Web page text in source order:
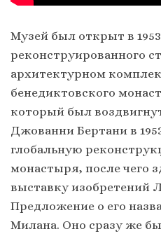
Музей был открыт в
реконструированного
архитектурном
бенедиктовского
который был
Джованни Бертани в
глобальную
монастыря, после чего
выставку изобретений
Предложение о его
Милана. Оно сразу же